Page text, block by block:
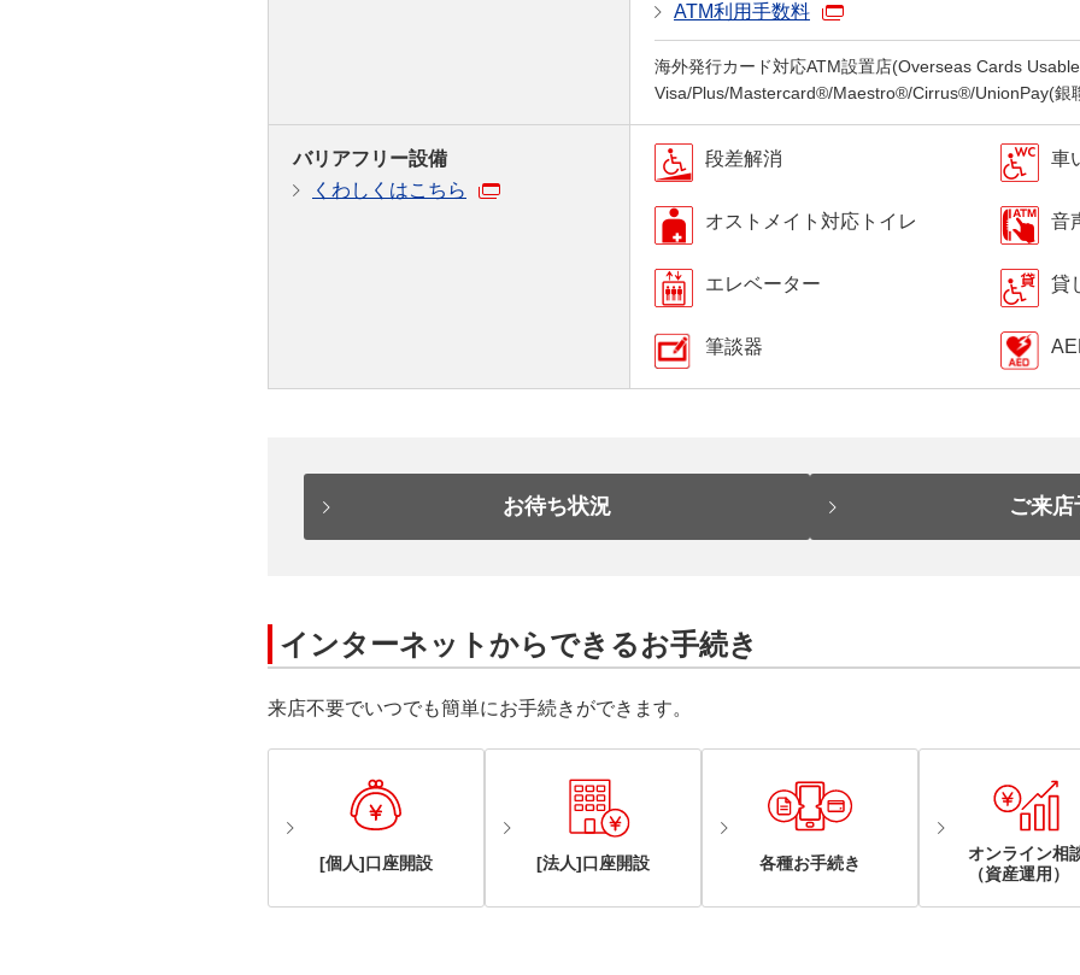
ATM利用手数料
海外発行カード対応ATM設置店(Overseas Cards
Visa/Plus/Mastercard®/Maestro®/Cirrus®/UnionPay(銀
バリアフリー設備
くわしくはこちら
段差解消 車
オストメイト対応トイレ 音
エレベーター 貸
筆談器
お待ち状況 ご来店
インターネットからできるお手続き
来店不要でいつでも簡単にお手続きができます。
[個人]口座開設 [法人]口座開設 各種お手続き
オンライン相
（資産運用）